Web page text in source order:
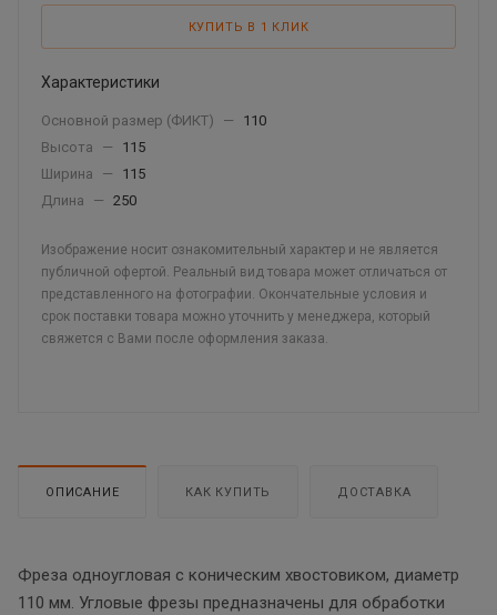
КУПИТЬ В 1 КЛИК
Характеристики
Основной размер (ФИКТ) —
110
Высота
—
115
Ширина
—
115
Длина
— 250
Изображение носит ознакомительный характер и не является
публичной офертой. Реальный вид товара может отличаться от
представленного на фотографии. Окончательные условия и
срок поставки товара можно уточнить у менеджера, который
свяжется с Вами после оформления заказа.
ОПИСАНИЕ КАК КУПИТЬ ДОСТАВКА
Фреза одноугловая с коническим хвостовиком, диаметр
110 мм. Угловые фрезы предназначены для обработки